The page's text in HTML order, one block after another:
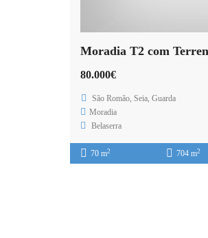
Moradia T2 com
80.000€
São Romão, Seia, Guarda
Moradia
Belaserra
70 m2 704 m2